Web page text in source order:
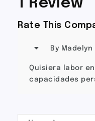
Rate This
By
Quisiera labor
capacidades